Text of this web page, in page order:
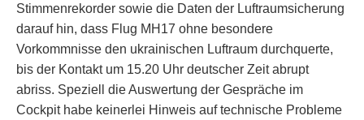
Stimmenrekorder sowie die Daten der Luftraumsicherung
darauf hin, dass Flug MH17 ohne besondere
Vorkommnisse den ukrainischen Luftraum durchquerte,
bis der Kontakt um 15.20 Uhr deutscher Zeit abrupt
abriss. Speziell die Auswertung der Gespräche im
Cockpit habe keinerlei Hinweis auf technische Probleme